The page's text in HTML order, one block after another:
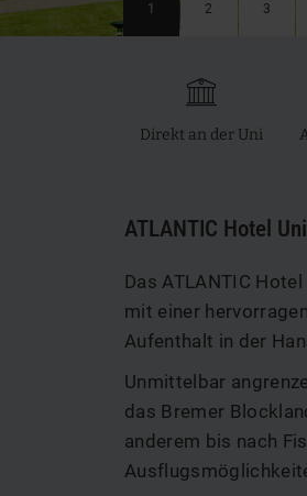
1 2 3
^
Direkt an der Uni
ATLANTIC Hotel
Das ATLANTIC
mit einer
Aufenthalt in der
Unmittelbar
das Bremer
anderem bis nach